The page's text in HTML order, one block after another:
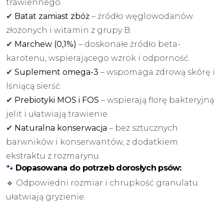
trawiennego.
✔ Batat zamiast zbóż – źródło węglowodanów
złożonych i witamin z grupy B.
✔ Marchew (0,1%) – doskonałe źródło beta-
karotenu, wspierającego wzrok i odporność.
✔ Suplement omega-3 – wspomaga zdrową skórę i
lśniącą sierść.
✔ Prebiotyki MOS i FOS – wspierają florę bakteryjną
jelit i ułatwiają trawienie.
✔ Naturalna konserwacja – bez sztucznych
barwników i konserwantów, z dodatkiem
ekstraktu z rozmarynu.
🐾 Dopasowana do potrzeb dorosłych psów:
🔹 Odpowiedni rozmiar i chrupkość granulatu
ułatwiają gryzienie.